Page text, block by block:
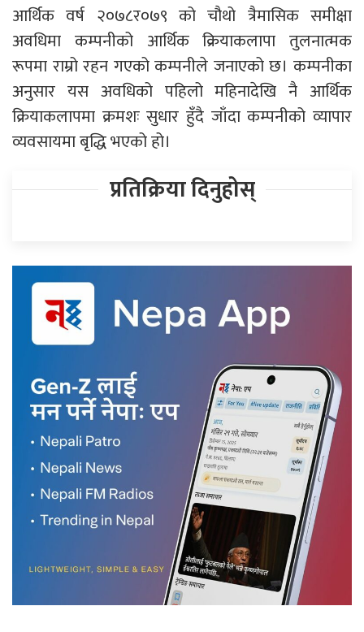
आर्थिक वर्ष २०७८र०७९ को चौथो त्रैमासिक समीक्षा
अवधिमा कम्पनीको आर्थिक क्रियाकलापा तुलनात्मक
रूपमा राम्रो रहन गएको कम्पनीले जनाएको छ। कम्पनीका
अनुसार यस अवधिको पहिलो महिनादेखि नै आर्थिक
क्रियाकलापमा क्रमशः सुधार हुँदै जाँदा कम्पनीको व्यापार
व्यवसायमा बृद्धि भएको हो।
प्रतिक्रिया दिनुहोस्